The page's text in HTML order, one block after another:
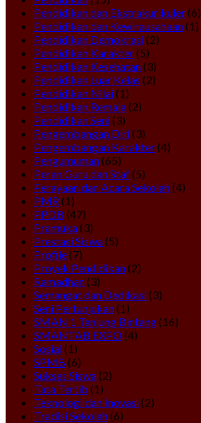
Pendidikan dan Ekstrakurikuler(6)
Pendidikan dan Kewirausahaan(1)
Pendidikan Demokrasi(2)
Pendidikan Karakter(5)
Pendidikan Kesehatan(3)
Pendidikan Luar Kelas (2)
Pendidikan Nilai(1)
Pendidikan Remaja(2)
Pendidikan Seni(3)
Pengembangan Diri(3)
Pengembangan Karakter(4)
Pengumuman(65)
Peran Guru dan Staf(5)
Perayaan dan Acara Sekolah(4)
PMR (1)
PPDB (47)
Pramuka(3)
Prestasi Siswa(5)
Profile(7)
Proyek Pendidikan(2)
Ramadhan(3)
Semangat dan Dedikasi(3)
Seni Pertunjukan(1)
SMAN 1 Tanjung Bintang(16)
SMANTAB EXPO(4)
Sosial(1)
SPMB (6)
Sukses Siswa(2)
Tata Tertib (1)
Teknologi dan Inovasi(2)
Tradisi Sekolah(6)